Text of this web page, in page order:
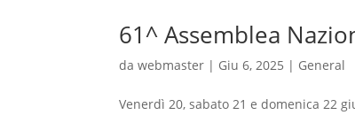
61^ Assemblea
dawebmaster | Giu 6, 2025 | General
Venerdì 20, sabato 21 e domenica 22